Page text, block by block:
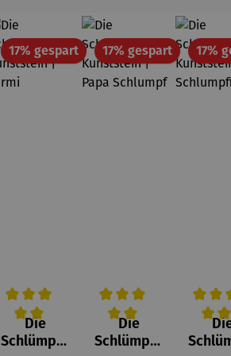
17% gespartRabatt
Durchschnittliche Bewertung von 5 von 5
Die
Schlümpfe
17% gespartRabatt
Durchschnittliche
Die
Schlümpfe
17%